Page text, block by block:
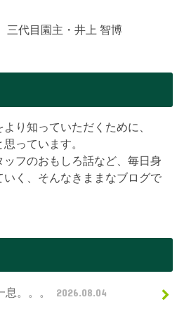
三代目園主・井上 智博
り知っていただくために、
っています。
フのおもしろ話など、毎日身
く、そんなきままなブログで
息。。。 2026.08.04